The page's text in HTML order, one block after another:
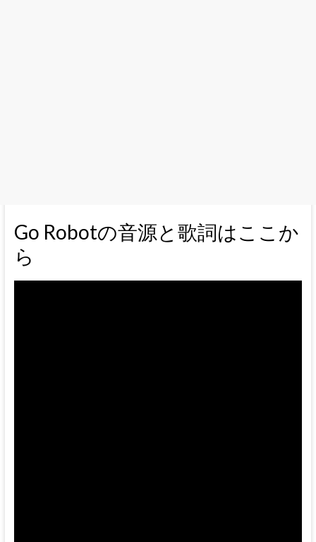
Go Robotの音源と歌詞はここか
ら